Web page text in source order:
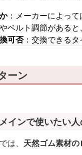
：メーカーによって
ベルト調節がある
可否：交換できる
ーン
インで使いたい
は、 天然ゴム素材